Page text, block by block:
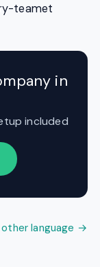
teamet
in
included
other language →